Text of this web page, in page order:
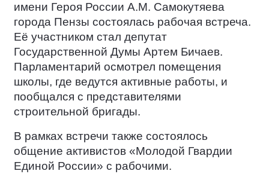
имени Героя России А.М. Самокутяева
города Пензы состоялась рабочая встреча.
Её участником стал депутат
Государственной Думы Артем Бичаев.
Парламентарий осмотрел помещения
школы, где ведутся активные работы, и
пообщался с представителями
строительной бригады.
В рамках встречи также состоялось
общение активистов «Молодой Гвардии
Единой России» с рабочими.